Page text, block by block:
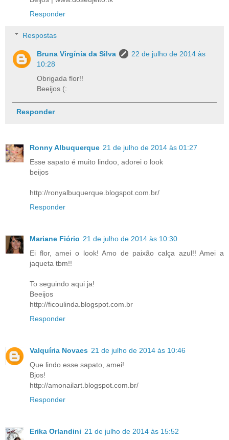
Responder
Respostas
Bruna Virgínia da Silva
22 de julho de 2014 às
10:28
Obrigada flor!!
Beeijos (:
Responder
Ronny Albuquerque 21 de julho de 2014 às 01:27
Esse sapato é muito lindoo, adorei o look
beijos
http://ronyalbuquerque.blogspot.com.br/
Responder
Mariane Fiório 21 de julho de 2014 às 10:30
Ei flor, amei o look! Amo de paixão calça azul!! Amei a
jaqueta tbm!!
To seguindo aqui ja!
Beeijos
http://ficoulinda.blogspot.com.br
Responder
Valquíria Novaes 21 de julho de 2014 às 10:46
Que lindo esse sapato, amei!
Bjos!
http://amonailart.blogspot.com.br/
Responder
Erika Orlandini 21 de julho de 2014 às 15:52